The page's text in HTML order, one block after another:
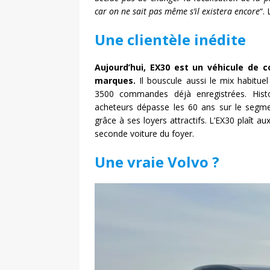
car on ne sait pas même s’il existera encore“.
Une clientèle inédite
Aujourd’hui, EX30 est un véhicule de
marques. Il bouscule aussi le mix
3500 commandes déjà enregistrées.
acheteurs dépasse les 60 ans sur le
grâce à ses loyers attractifs. L’EX30 plaît
seconde voiture du foyer.
Une vraie Volvo ?